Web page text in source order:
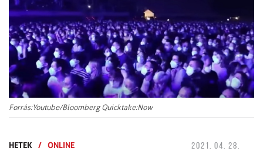
Forrás:Youtube/Bloomberg Quicktake:Now
HETEK / ONLINE 2021. 04. 28.